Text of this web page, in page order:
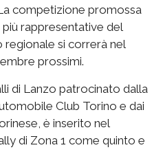
competizione promossa
rappresentative del
si correrà nel
prossimi.
di Lanzo patrocinato dalla
Club Torino e dai
è inserito nel
di Zona 1 come quinto e